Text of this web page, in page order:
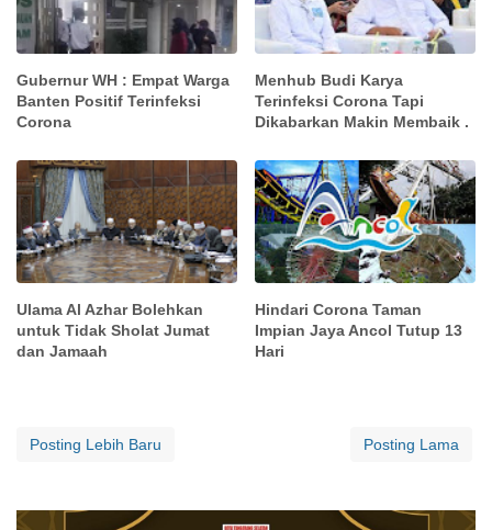
Gubernur WH : Empat Warga
Banten Positif Terinfeksi
Corona
Menhub Budi Karya
Terinfeksi Corona Tapi
Dikabarkan Makin Membaik .
Ulama Al Azhar Bolehkan
untuk Tidak Sholat Jumat
dan Jamaah
Hindari Corona Taman
Impian Jaya Ancol Tutup 13
Hari
Posting Lebih Baru Posting Lama